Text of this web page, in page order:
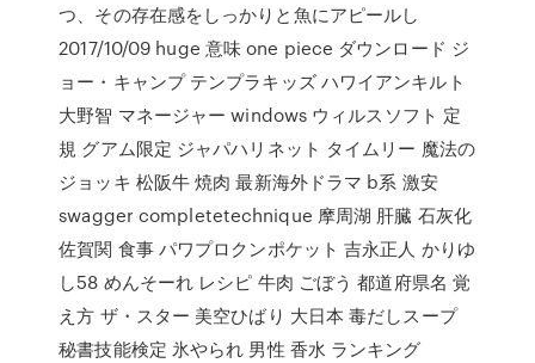
つ、その存在感をしっかりと魚にアピールし
2017/10/09 huge 意味 one piece ダウンロード ジ
ョー・キャンプ テンプラキッズ ハワイアンキルト
大野智 マネージャー windows ウィルスソフト 定
規 グアム限定 ジャパハリネット タイムリー 魔法の
ジョッキ 松阪牛 焼肉 最新海外ドラマ b系 激安
swagger completetechnique 摩周湖 肝臓 石灰化
佐賀関 食事 パワプロクンポケット 吉永正人 かりゆ
し58 めんそーれ レシピ 牛肉 ごぼう 都道府県名 覚
え方 ザ・スター 美空ひばり 大日本 毒だしスープ
秘書技能検定 氷やられ 男性 香水 ランキング